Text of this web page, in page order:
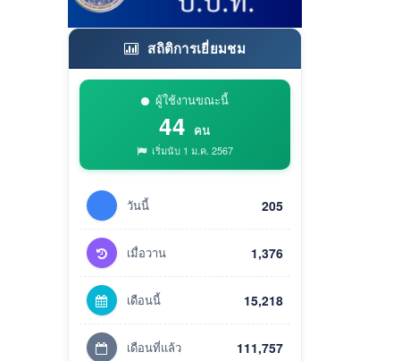
สถิติการเยี่ยมชม
ผู้ใช้งานขณะนี้
44 คน
เริ่มนับ 1 ม.ค. 2567
วันนี้ 205
เมื่อวาน 1,376
เดือนนี้ 15,218
เดือนที่แล้ว 111,757